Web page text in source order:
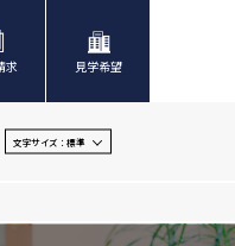
求 見学希望
文字サイズ： 標準